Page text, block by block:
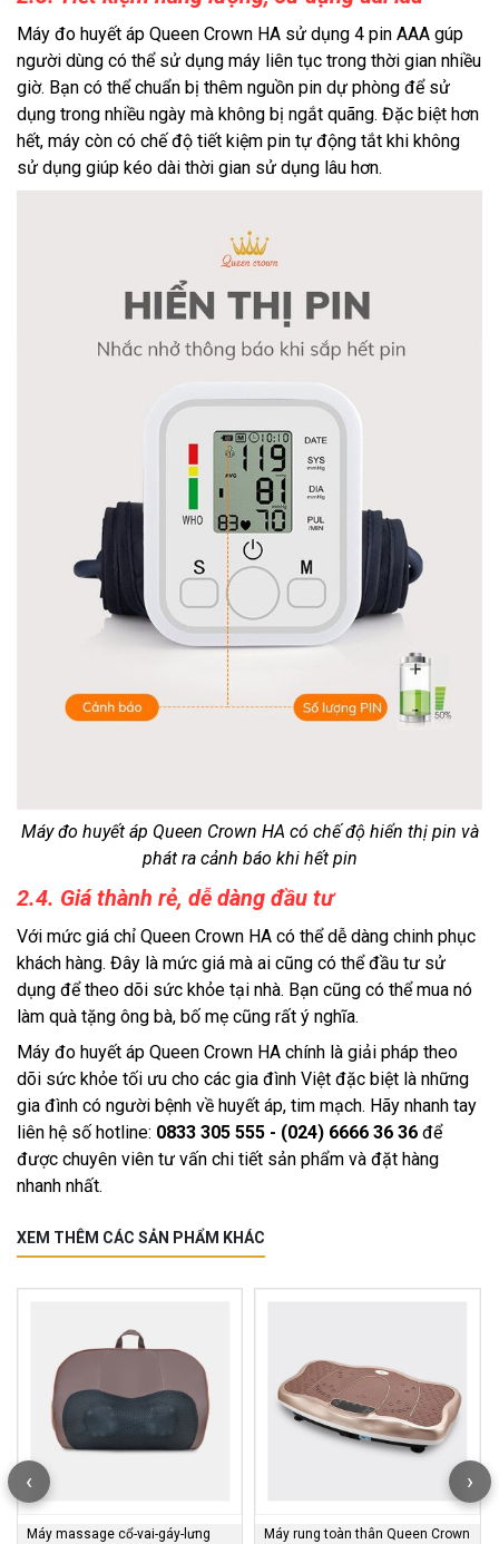
Máy đo huyết áp Queen Crown HA sử dụng 4 pin AAA gúp
người dùng có thể sử dụng máy liên tục trong thời gian nhiều
giờ. Bạn có thể chuẩn bị thêm nguồn pin dự phòng để sử
dụng trong nhiều ngày mà không bị ngắt quãng. Đặc biệt hơn
hết, máy còn có chế độ tiết kiệm pin tự động tắt khi không
sử dụng giúp kéo dài thời gian sử dụng lâu hơn.
Máy đo huyết áp Queen Crown HA có chế độ hiển thị pin và
phát ra cảnh báo khi hết pin
2.4. Giá thành rẻ, dễ dàng đầu tư
Với mức giá chỉ Queen Crown HA có thể dễ dàng chinh phục
khách hàng. Đây là mức giá mà ai cũng có thể đầu tư sử
dụng để theo dõi sức khỏe tại nhà. Bạn cũng có thể mua nó
làm quà tặng ông bà, bố mẹ cũng rất ý nghĩa.
Máy đo huyết áp Queen Crown HA chính là giải pháp theo
dõi sức khỏe tối ưu cho các gia đình Việt đặc biệt là những
gia đình có người bệnh về huyết áp, tim mạch. Hãy nhanh tay
liên hệ số hotline: 0833 305 555 - (024) 6666 36 36 để
được chuyên viên tư vấn chi tiết sản phẩm và đặt hàng
nhanh nhất.
XEM THÊM CÁC SẢN PHẨM KHÁC
Máy massage cổ-vai-gáy-lưng
Máy rung toàn thân Queen Crown
‹ ›